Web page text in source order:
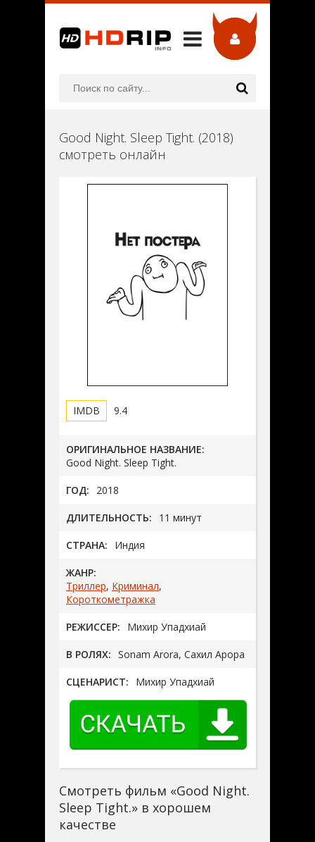
Good Night. Sleep Tight. (2018)
смотреть онлайн
9.4
ОРИГИНАЛЬНОЕ НАЗВАНИЕ:
Good Night. Sleep Tight.
ГОД: 2018
ДЛИТЕЛЬНОСТЬ: 11 минут
СТРАНА: Индия
ЖАНР:
Триллер, Криминал,
Короткометражка
РЕЖИССЕР: Михир Упадхиай
В РОЛЯХ: Sonam Arora, Сахил Арора
СЦЕНАРИСТ: Михир Упадхиай
Смотреть фильм «Good Night.
Sleep Tight.» в хорошем
качестве